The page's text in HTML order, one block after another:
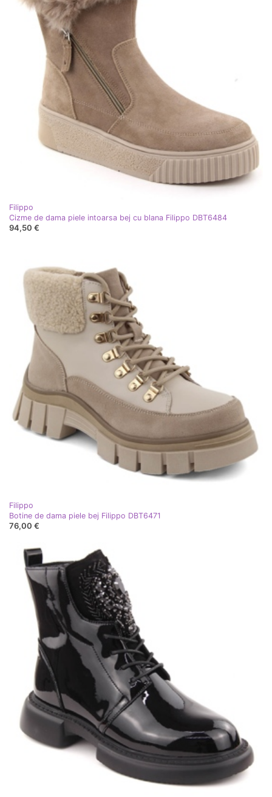
Filippo
Cizme de dama piele intoarsa bej cu blana Filippo DBT6484
94,50 €
Filippo
Botine de dama piele bej Filippo DBT6471
76,00 €